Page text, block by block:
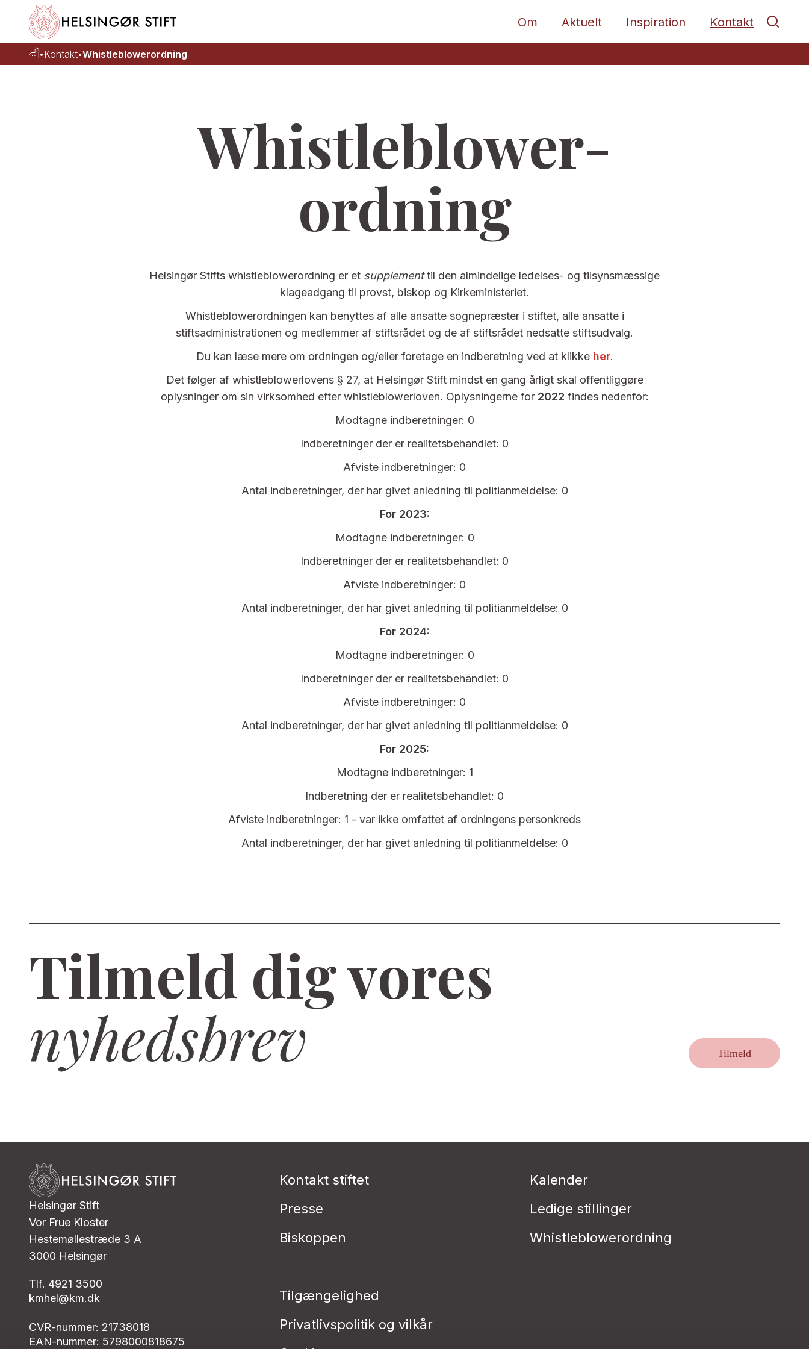
Om Aktuelt Inspiration Kontakt
•Kontakt•Whistleblowerordning
Whistleblower-
ordning
Helsingør Stifts whistleblowerordning er et supplementtil den almindelige ledelses- og tilsynsmæssige
klageadgang til provst, biskop og Kirkeministeriet.
Whistleblowerordningen kan benyttes af alle ansatte sognepræster i stiftet, alle ansatte i
stiftsadministrationen og medlemmer af stiftsrådet og de af stiftsrådet nedsatte stiftsudvalg.
Du kan læse mere om ordningen og/eller foretage en indberetning ved at klikke her.
Det følger af whistleblowerlovens § 27, at Helsingør Stift mindst en gang årligt skal offentliggøre
oplysninger om sin virksomhed efter whistleblowerloven. Oplysningerne for 2022 findes nedenfor:
Modtagne indberetninger: 0
Indberetninger der er realitetsbehandlet: 0
Afviste indberetninger: 0
Antal indberetninger, der har givet anledning til politianmeldelse: 0
For 2023:
Modtagne indberetninger: 0
Indberetninger der er realitetsbehandlet: 0
Afviste indberetninger: 0
Antal indberetninger, der har givet anledning til politianmeldelse: 0
For 2024:
Modtagne indberetninger: 0
Indberetninger der er realitetsbehandlet: 0
Afviste indberetninger: 0
Antal indberetninger, der har givet anledning til politianmeldelse: 0
For 2025:
Modtagne indberetninger: 1
Indberetning der er realitetsbehandlet: 0
Afviste indberetninger: 1 - var ikke omfattet af ordningens personkreds
Antal indberetninger, der har givet anledning til politianmeldelse: 0
Tilmeld dig vores
nyhedsbrev
Tilmeld
Helsingør Stift
Vor Frue Kloster
Hestemøllestræde 3 A
3000 Helsingør
Tlf. 4921 3500
kmhel@km.dk
CVR-nummer: 21738018
EAN-nummer: 5798000818675
Kontakt stiftet
Presse
Biskoppen
Tilgængelighed
Privatlivspolitik og vilkår
Kalender
Ledige stillinger
Whistleblowerordning